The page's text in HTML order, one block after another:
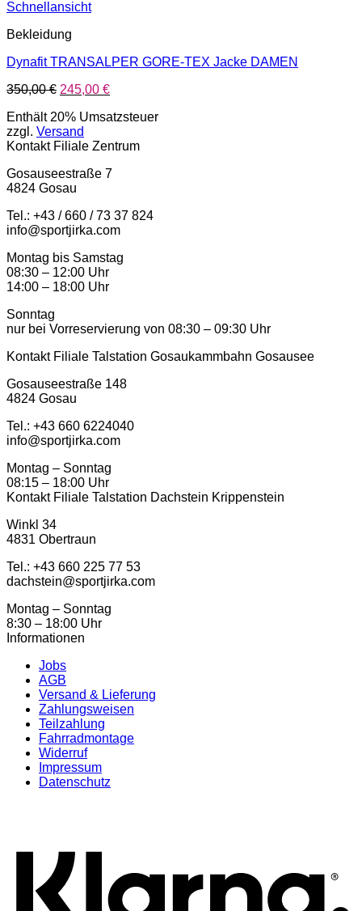
Schnellansicht
Bekleidung
Dynafit TRANSALPER GORE-TEX Jacke DAMEN
350,00€ Ursprünglicher
war:
350,00 €
245,00 €Aktueller
ist:
Enthält 20% Umsatzsteuer
zzgl. Versand
Kontakt Filiale Zentrum
Gosauseestraße 7
4824 Gosau
Tel.: +43 / 660 / 73 37 824
info@sportjirka.com
Montag bis Samstag
08:30 – 12:00 Uhr
14:00 – 18:00 Uhr
Sonntag
nur bei Vorreservierung von 08:30 – 09:30 Uhr
Kontakt Filiale Talstation Gosaukammbahn Gosausee
Gosauseestraße 148
4824 Gosau
Tel.: ‭+43 660 6224040‬
info@sportjirka.com
Montag – Sonntag
08:15 – 18:00 Uhr
Kontakt Filiale Talstation Dachstein Krippenstein
Winkl 34
4831 Obertraun
Tel.: ‭+43 660 225 77 53
dachstein@sportjirka.com
Montag – Sonntag
8:30 – 18:00 Uhr
Informationen
Jobs
AGB
Versand & Lieferung
Zahlungsweisen
Teilzahlung
Fahrradmontage
Widerruf
Impressum
Datenschutz